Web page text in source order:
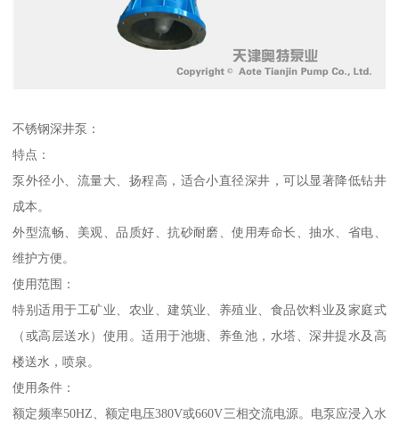
不锈钢深井泵：
特点：
泵外径小、流量大、扬程高，适合小直径深井，可以显著降低钻井
成本。
外型流畅、美观、品质好、抗砂耐磨、使用寿命长、抽水、省电、
维护方便。
使用范围：
特别适用于工矿业、农业、建筑业、养殖业、食品饮料业及家庭式
（或高层送水）使用。适用于池塘、养鱼池，水塔、深井提水及高
楼送水，喷泉。
使用条件：
额定频率50HZ、额定电压380V或660V三相交流电源。电泵应浸入水